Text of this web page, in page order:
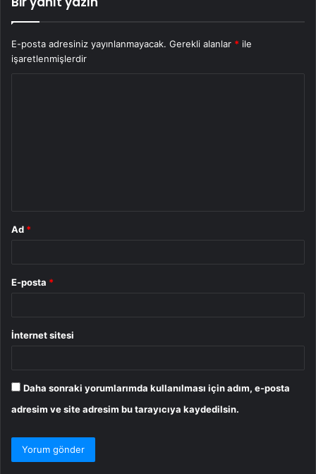
E-posta adresiniz yayınlanmayacak. Gerekli alanlar * ile
işaretlenmişlerdir
Ad *
E-posta *
İnternet sitesi
Daha sonraki yorumlarımda kullanılması için adım, e-posta
adresim ve site adresim bu tarayıcıya kaydedilsin.